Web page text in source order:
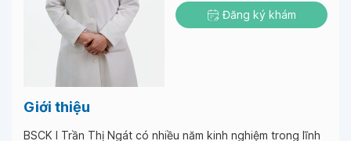
Đăng ký khám
Giới thiệu
BSCK I Trần Thị Ngát có nhiều năm kinh nghiệm trong lĩnh